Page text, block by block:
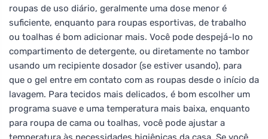
roupas de uso diário, geralmente uma dose menor é
suficiente, enquanto para roupas esportivas, de trabalho
ou toalhas é bom adicionar mais. Você pode despejá-lo no
compartimento de detergente, ou diretamente no tambor
usando um recipiente dosador (se estiver usando), para
que o gel entre em contato com as roupas desde o início da
lavagem. Para tecidos mais delicados, é bom escolher um
programa suave e uma temperatura mais baixa, enquanto
para roupa de cama ou toalhas, você pode ajustar a